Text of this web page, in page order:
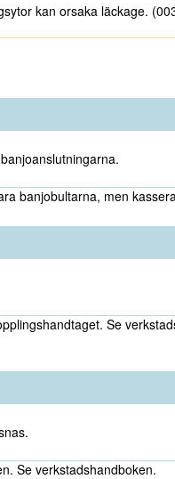
kan orsaka läckage.
banjobultarna, men
Se
Se verkstadshandboken.